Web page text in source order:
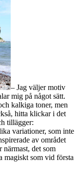
– Jag väljer motiv
mig på något sätt.
kalkiga toner, men
hitta klickar i det
tillägger:
variationer, som inte
av området
närmast, det som
magiskt som vid första